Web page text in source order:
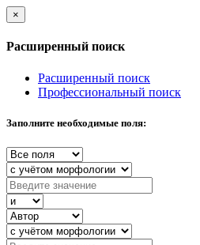
×
Расширенный поиск
Расширенный поиск
Профессиональный поиск
Заполните необходимые поля: